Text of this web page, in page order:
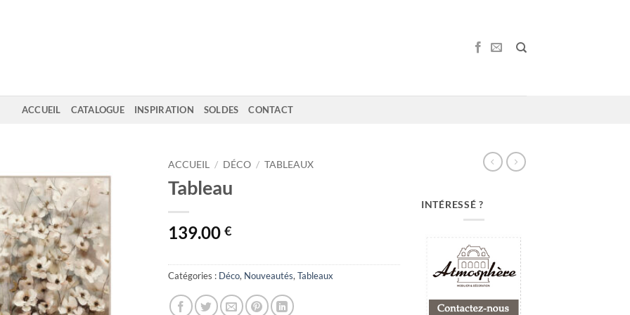
ACCUEIL CATALOGUE INSPIRATION SOLDES CONTACT
ACCUEIL / DÉCO / TABLEAUX
Tableau
139.00 €
Catégories : Déco, Nouveautés, Tableaux
INTÉRESSÉ ?